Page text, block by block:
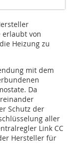
erlaubt von
Heizung zu
mit dem
Da
Schutz der
aller
Link CC
Hersteller für